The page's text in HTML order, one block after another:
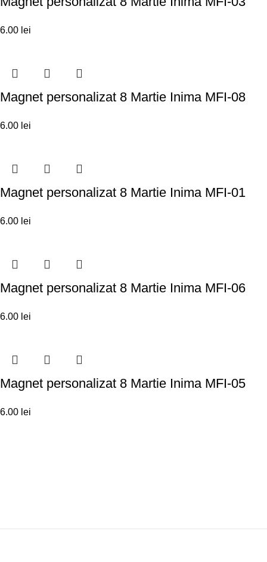
6.00 lei
Magnet personalizat 8 Martie Inima MFI-08
6.00 lei
Magnet personalizat 8 Martie Inima MFI-01
6.00 lei
Magnet personalizat 8 Martie Inima MFI-06
6.00 lei
Magnet personalizat 8 Martie Inima MFI-05
6.00 lei